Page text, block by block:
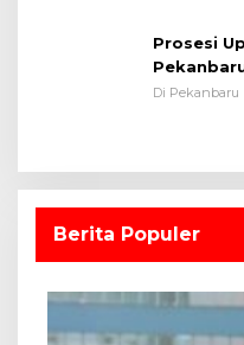
Prosesi
Dalam
Di Pekanbaru
Berita Populer